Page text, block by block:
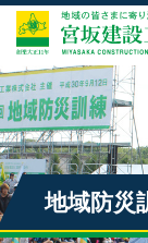
地域防災